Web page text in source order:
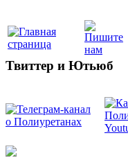
Твиттер и Ютьюб